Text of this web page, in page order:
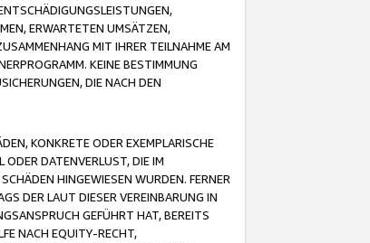
ERWARTETEN UMSÄTZEN,
MIT IHRER TEILNAHME AM
KEINE BESTIMMUNG
DIE NACH DEN
KONKRETE ODER EXEMPLARISCHE
DATENVERLUST, DIE IM
HINGEWIESEN WURDEN. FERNER
DER LAUT DIESER VEREINBARUNG IN
GEFÜHRT HAT, BEREITS
NACH EQUITY-RECHT,